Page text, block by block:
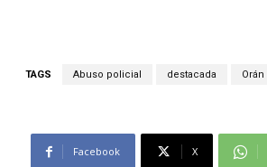
TAGS Abuso policial destacada Orán
Facebook X